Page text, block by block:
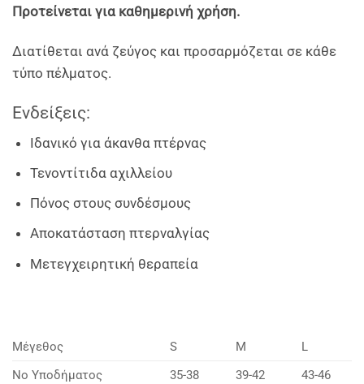
Προτείνεται για καθημερινή χρήση.
Διατίθεται ανά ζεύγος και προσαρμόζεται σε κάθε
τύπο πέλματος.
Ενδείξεις:
Ιδανικό για άκανθα πτέρνας
Τενοντίτιδα αχιλλείου
Πόνος στους συνδέσμους
Αποκατάσταση πτερναλγίας
Μετεγχειρητική θεραπεία
Μέγεθος S M
L
Νο Υποδήματος
35-38 39-42 43-46